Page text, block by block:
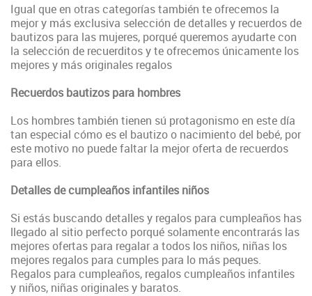
Igual que en otras categorías también te ofrecemos la
mejor y más exclusiva selección de detalles y recuerdos de
bautizos para las mujeres, porqué queremos ayudarte con
la selección de recuerditos y te ofrecemos únicamente los
mejores y más originales regalos
Recuerdos bautizos para hombres
Los hombres también tienen sú protagonismo en este día
tan especial cómo es el bautizo o nacimiento del bebé, por
este motivo no puede faltar la mejor oferta de recuerdos
para ellos.
Detalles de cumpleaños infantiles niños
Si estás buscando detalles y regalos para cumpleaños has
llegado al sitio perfecto porqué solamente encontrarás las
mejores ofertas para regalar a todos los niños, niñas los
mejores regalos para cumples para lo más peques.
Regalos para cumpleaños, regalos cumpleaños infantiles
y niños, niñas originales y baratos.